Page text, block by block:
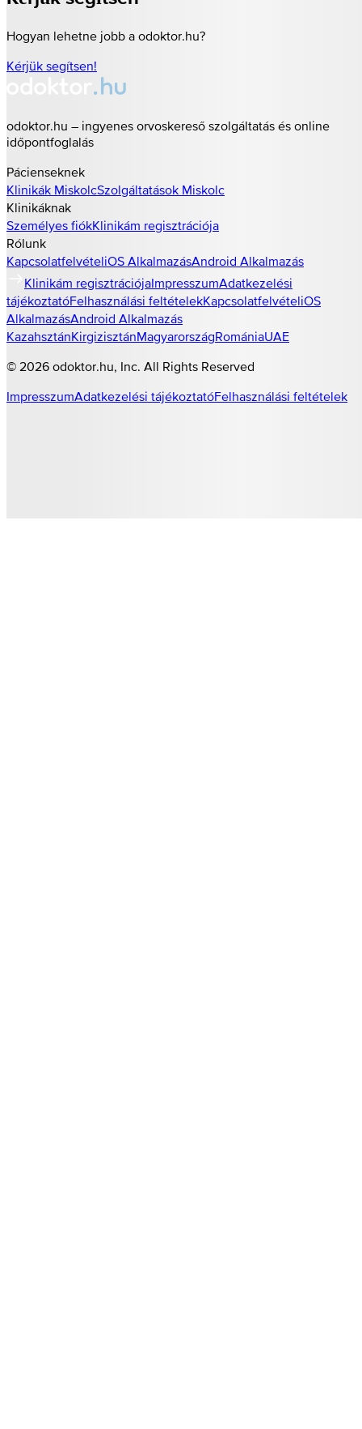
Hogyan lehetne jobb a odoktor.hu?
Kérjük segítsen!
odoktor.hu – ingyenes orvoskereső szolgáltatás és online
időpontfoglalás
Pácienseknek
Klinikák MiskolcSzolgáltatások Miskolc
Klinikáknak
Személyes fiókKlinikám regisztrációja
Rólunk
KapcsolatfelvételiOS AlkalmazásAndroid Alkalmazás
Klinikám regisztrációjaImpresszumAdatkezelési
tájékoztatóFelhasználási feltételekKapcsolatfelvételiOS
AlkalmazásAndroid Alkalmazás
KazahsztánKirgizisztánMagyarországRomániaUAE
© 2026 odoktor.hu , Inc. All Rights Reserved
ImpresszumAdatkezelési tájékoztatóFelhasználási feltételek